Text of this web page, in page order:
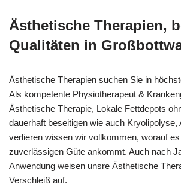
Ästhetische Therapien,
Qualitäten in
Ästhetische Therapien suchen Sie in
Als kompetente Physiotherapeut &
Ästhetische Therapie, Lokale Fettdepots
dauerhaft beseitigen wie auch
verlieren wissen wir vollkommen, worauf
zuverlässigen Güte ankommt. Auch nach
Anwendung weisen unsre Ästhetische
Verschleiß auf.